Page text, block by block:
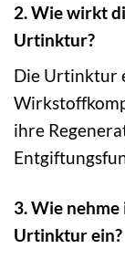
2. Wie wirkt
Urtinktur?
Die Urtinktur
ihre
3. Wie
Urtinktur ein?